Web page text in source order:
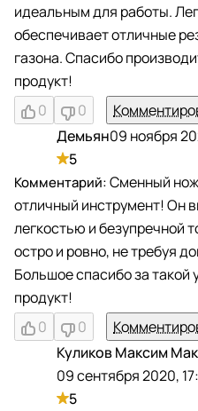
идеальным для работы.
обеспечивает отличные
газона. Спасибо
продукт!
0
0
Демьян09 ноября
5
Сменный нож
отличный инструмент! Он
легкостью и безупречной
остро и ровно, не требуя
Большое спасибо за
продукт!
0
0
Куликов Максим
09 сентября 2020,
5